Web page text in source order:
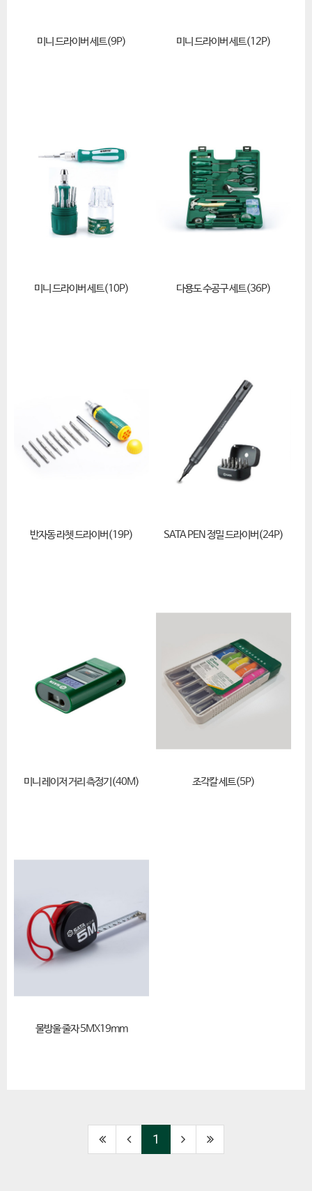
미니 드라이버 세트(9P) 미니 드라이버 세트(12P)
미니 드라이버 세트(10P) 다용도 수공구 세트(36P)
반자동 라쳇 드라이버(19P) SATA PEN 정밀 드라이버(24P)
미니 레이저 거리 측정기(40M) 조각칼 세트(5P)
물방울 줄자 5MX19mm
1